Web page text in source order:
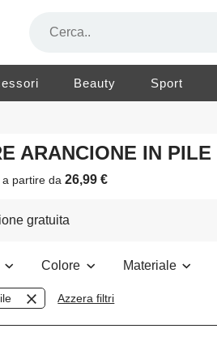
Beauty Sport
ARANCIONE IN PILE
a partire da26,99 €
gratuita
Colore Materiale
Azzera filtri